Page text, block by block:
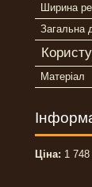
Ширина
Загальна
Матеріал
Ціна: 1 748